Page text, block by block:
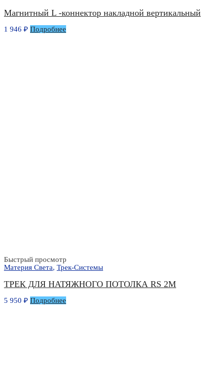
Магнитный L -коннектор накладной вертикальный
1 946 ₽ Подробнее
Быстрый просмотр
Материя Света, Трек-Системы
ТРЕК ДЛЯ НАТЯЖНОГО ПОТОЛКА RS 2М
5 950 ₽ Подробнее